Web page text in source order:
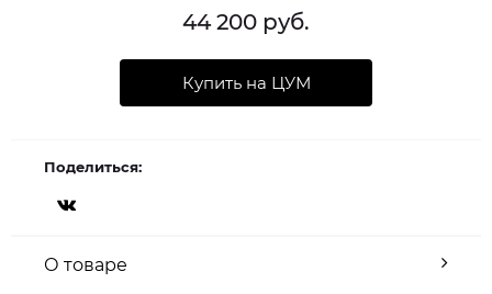
44 200 руб.
Купить на ЦУМ
Поделиться:
О товаре